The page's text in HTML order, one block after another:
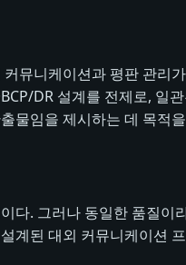
뮤니케이션과 평판 관리
DR 설계를 전제로, 일
물임을 제시하는 데 목적
다. 그러나 동일한 품질이
계된 대외 커뮤니케이션